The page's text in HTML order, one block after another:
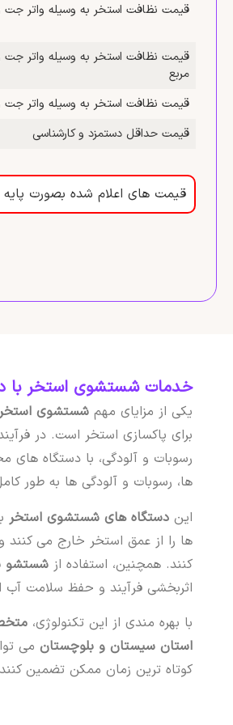
قیمت نظافت استخر به وسیله واتر جت و اسید
مربع
قیمت نظافت استخر به وسیله واتر جت و اسید
قیمت حداقل دستمزد و کارشناسی
قیمت های اعلام شده بصورت
خدمات شستشوی استخر با
یکی از مزایای مهم شستشوی
برای پاکسازی استخر است. در
رسوبات و آلودگی، با دستگاه
ها، رسوبات و آلودگی ها به طور
این دستگاه های شستشوی استخر
ها را از عمق استخر خارج می
کنند. همچنین، استفاده از شستشو
اثربخشی فرآیند و حفظ سلامت
با بهره مندی از این تکنولوژی،
استان سیستان و بلوچستان می
کوتاه ترین زمان ممکن تضمین